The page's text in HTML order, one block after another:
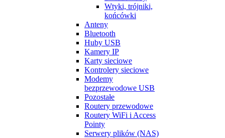
Wtyki, trójniki,
końcówki
Anteny
Bluetooth
Huby USB
Kamery IP
Karty sieciowe
Kontrolery sieciowe
Modemy
bezprzewodowe USB
Pozostałe
Routery przewodowe
Routery WiFi i Access
Pointy
Serwery plików (NAS)